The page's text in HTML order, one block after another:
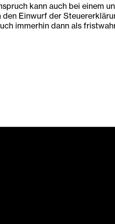
kann auch bei
den Einwurf der
immerhin dann als